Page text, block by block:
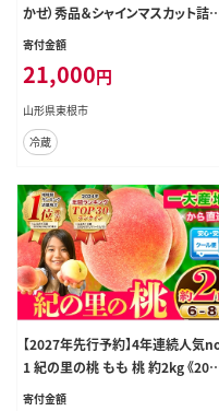
かせ）秀品＆シャインマスカット詰
合わせ 化粧箱入り3kg 山形県 東根
寄付金額
21,000円
山形県東根市
冷蔵
【2027年先行予約】4年連続人気
1 紀の里の桃 もも 桃 約2kg 《
年6月中旬-8月中旬頃出荷》 紀の里
寄付金額